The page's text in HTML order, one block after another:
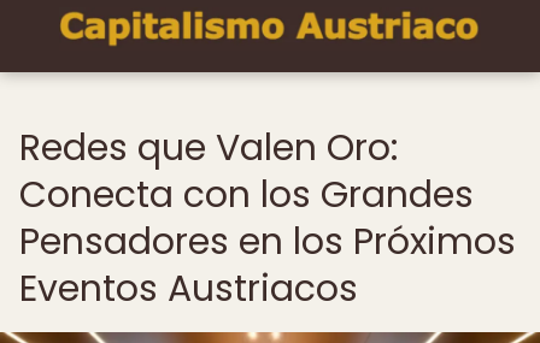
Redes que Valen Oro:
Conecta con los Grandes
Pensadores en los Próximos
Eventos Austriacos